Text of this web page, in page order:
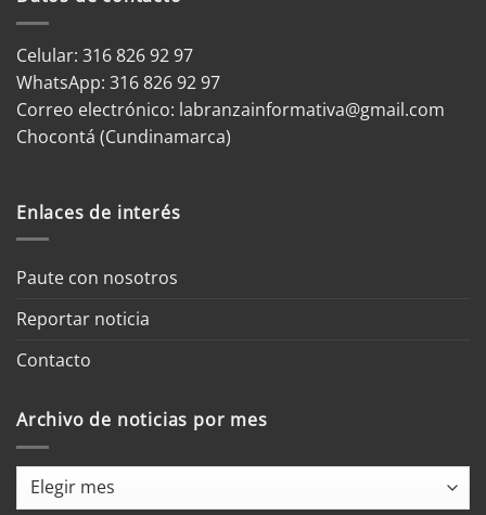
Celular: 316 826 92 97
WhatsApp: 316 826 92 97
Correo electrónico: labranzainformativa@gmail.com
Chocontá (Cundinamarca)
Enlaces de interés
Paute con nosotros
Reportar noticia
Contacto
Archivo de noticias por mes
Archivo